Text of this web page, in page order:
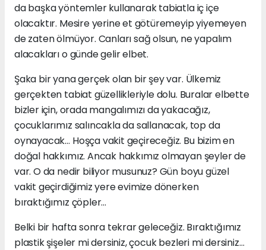
da başka yöntemler kullanarak tabiatla iç içe
olacaktır. Mesire yerine et götüremeyip yiyemeyen
de zaten ölmüyor. Canları sağ olsun, ne yapalım
alacakları o günde gelir elbet.
Şaka bir yana gerçek olan bir şey var. Ülkemiz
gerçekten tabiat güzellikleriyle dolu. Buralar elbette
bizler için, orada mangalımızı da yakacağız,
çocuklarımız salıncakla da sallanacak, top da
oynayacak… Hoşça vakit geçireceğiz. Bu bizim en
doğal hakkımız. Ancak hakkımız olmayan şeyler de
var. O da nedir biliyor musunuz? Gün boyu güzel
vakit geçirdiğimiz yere evimize dönerken
bıraktığımız çöpler...
Belki bir hafta sonra tekrar geleceğiz. Bıraktığımız
plastik şişeler mi dersiniz, çocuk bezleri mi dersiniz…